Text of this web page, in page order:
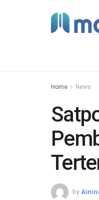
Home News
by